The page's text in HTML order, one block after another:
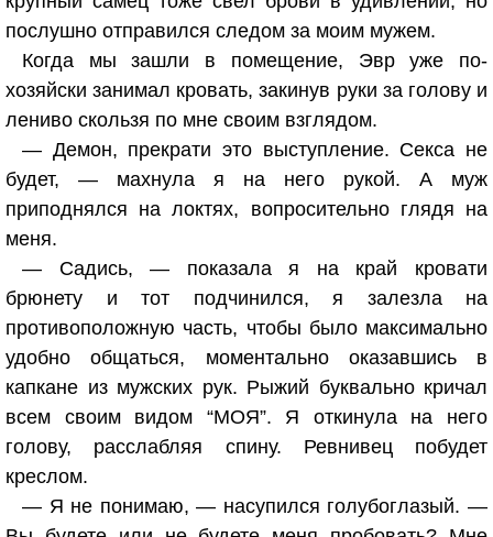
послушно отправился следом за моим мужем.
Когда мы зашли в помещение, Эвр уже по-
хозяйски занимал кровать, закинув руки за голову и
лениво скользя по мне своим взглядом.
— Демон, прекрати это выступление. Секса не
будет, — махнула я на него рукой. А муж
приподнялся на локтях, вопросительно глядя на
меня.
— Садись, — показала я на край кровати
брюнету и тот подчинился, я залезла на
противоположную часть, чтобы было максимально
удобно общаться, моментально оказавшись в
капкане из мужских рук. Рыжий буквально кричал
всем своим видом “МОЯ”. Я откинула на него
голову, расслабляя спину. Ревнивец побудет
креслом.
— Я не понимаю, — насупился голубоглазый. —